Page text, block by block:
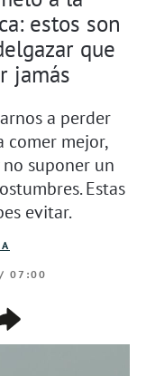
estos son
que
jamás
a perder
comer mejor,
suponer un
Estas
evitar.
/ 07:00